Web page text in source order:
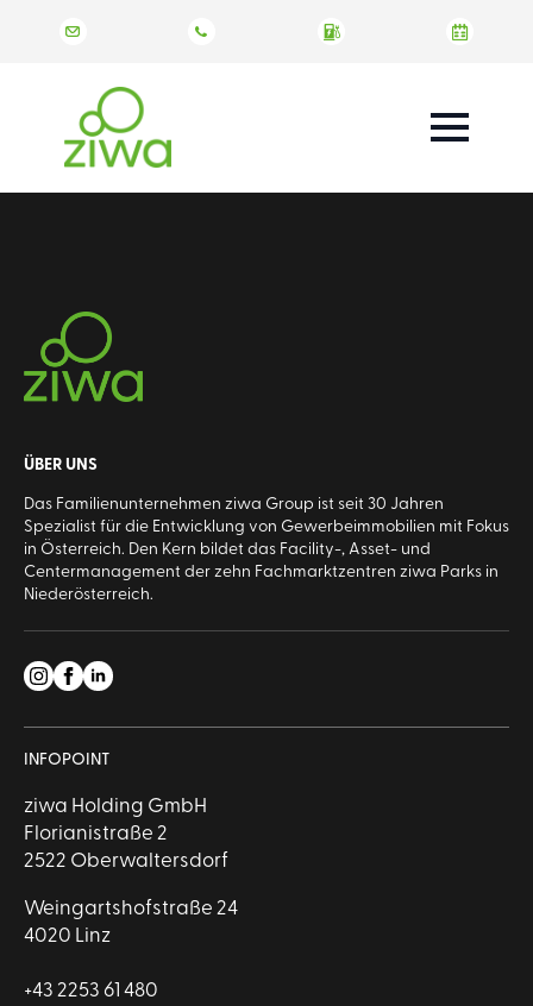
ÜBER UNS
Das Familienunternehmen ziwa Group ist seit 30 Jahren
Spezialist für die Entwicklung von Gewerbeimmobilien mit Fokus
in Österreich. Den Kern bildet das Facility-, Asset- und
Centermanagement der zehn Fachmarktzentren ziwa Parks in
Niederösterreich.
INFOPOINT
ziwa Holding GmbH
Florianistraße 2
2522 Oberwaltersdorf
Weingartshofstraße 24
4020 Linz
+43 2253 61 480